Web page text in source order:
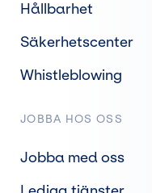
Hållbarhet
Säkerhetscenter
Whistleblowing
JOBBA HOS OSS
Jobba med oss